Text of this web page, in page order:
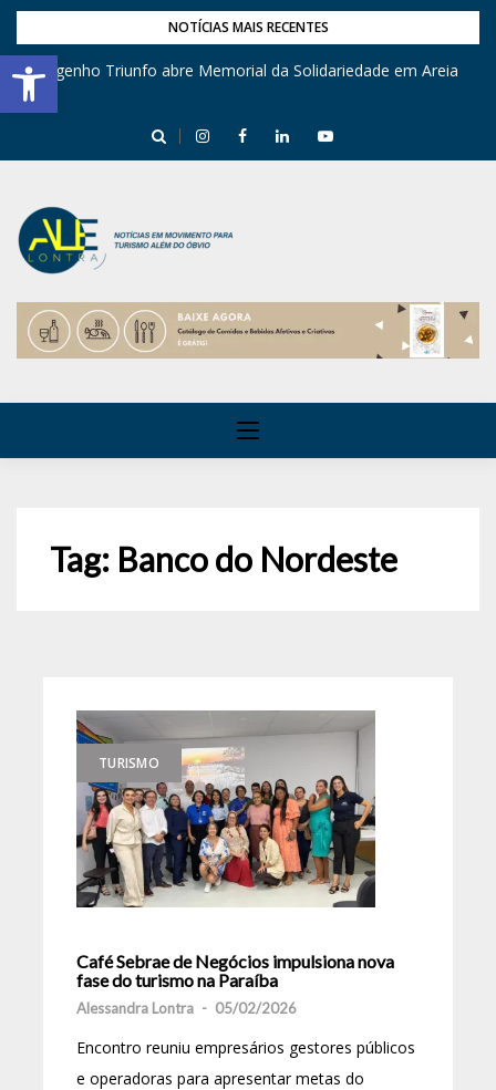
Barra de Ferramentas Aberta
NOTÍCIAS MAIS RECENTES
Engenho Triunfo abre Memorial da Solidariedade em Areia
Tag: Banco do Nordeste
TURISMO
Café Sebrae de Negócios impulsiona nova
fase do turismo na Paraíba
Alessandra Lontra - 05/02/2026
Encontro reuniu empresários gestores públicos
e operadoras para apresentar metas do